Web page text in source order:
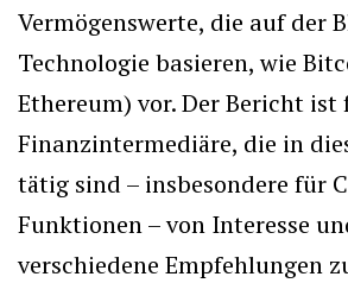
Vermögenswerte, die auf der
Technologie basieren, wie
Ethereum) vor. Der Bericht ist
Finanzintermediäre, die in
tätig sind – insbesondere für
Funktionen – von Interesse
verschiedene Empfehlungen